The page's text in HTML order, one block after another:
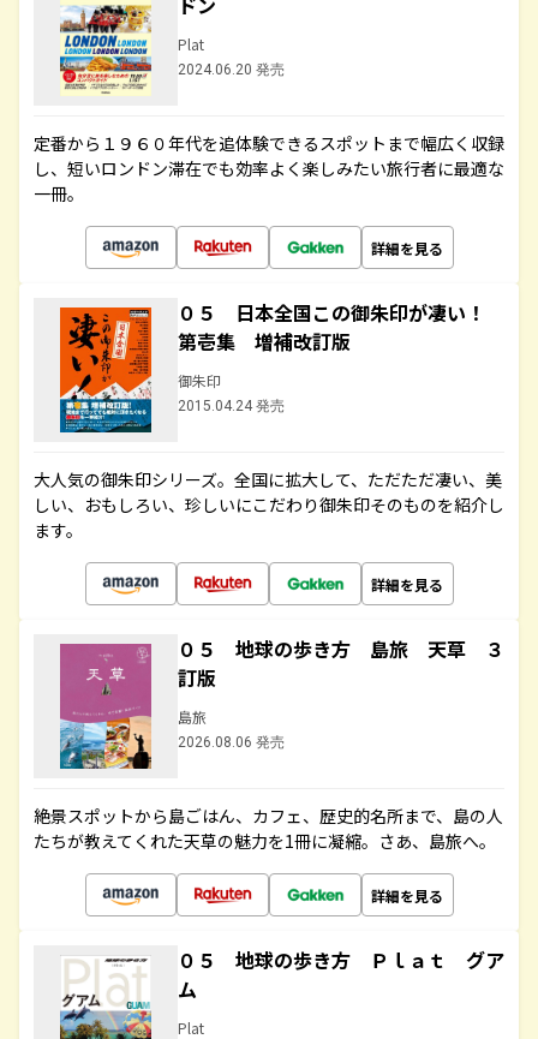
Plat
2024.06.20 発売
定番から１９６０年代を追体験できるスポットまで幅広く収録
し、短いロンドン滞在でも効率よく楽しみたい旅行者に最適な
一冊。
詳細を見る
０５ 日本全国この御朱印が凄い！
第壱集 増補改訂版
御朱印
2015.04.24 発売
大人気の御朱印シリーズ。全国に拡大して、ただただ凄い、美
しい、おもしろい、珍しいにこだわり御朱印そのものを紹介し
ます。
詳細を見る
０５ 地球の歩き方 島旅 天草 ３
訂版
島旅
2026.08.06 発売
絶景スポットから島ごはん、カフェ、歴史的名所まで、島の人
たちが教えてくれた天草の魅力を1冊に凝縮。さあ、島旅へ。
詳細を見る
０５ 地球の歩き方 Ｐｌａｔ グア
ム
Plat